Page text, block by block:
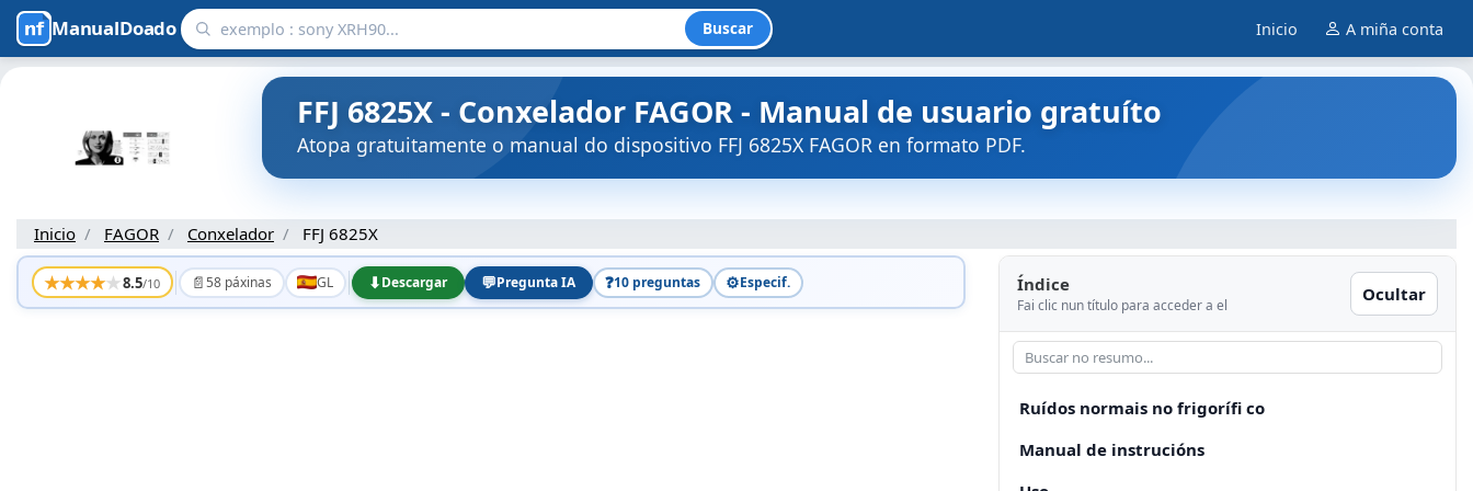
ManualDoado Buscar Inicio A miña conta
FFJ 6825X - Conxelador FAGOR - Manual de usuario gratuíto
Atopa gratuitamente o manual do dispositivo FFJ 6825X FAGOR en formato PDF.
Inicio FAGOR Conxelador FFJ 6825X
★★★★★8.5/10 📄58 páxinas GL ⬇Descargar 💬Pregunta IA ❓10 preguntas ⚙️Especif. Índice
Fai clic nun título para acceder a el
Ocultar
Ruídos normais no frigorífi co
Manual de instrucións